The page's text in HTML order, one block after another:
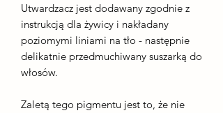
Utwardzacz jest dodawany zgodnie z
instrukcją dla żywicy i nakładany
poziomymi liniami na tło - następnie
delikatnie przedmuchiwany suszarką do
włosów.
Zaletą tego pigmentu jest to, że nie